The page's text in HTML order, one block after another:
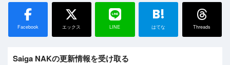
Facebook エックス LINE
B!
はてな Threads
Saiga NAKの更新情報を受け取る